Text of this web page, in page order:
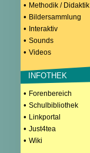
• Methodik / Didaktik
• Bildersammlung
• Interaktiv
• Sounds
• Videos
INFOTHEK
• Forenbereich
• Schulbibliothek
• Linkportal
• Just4tea
• Wiki